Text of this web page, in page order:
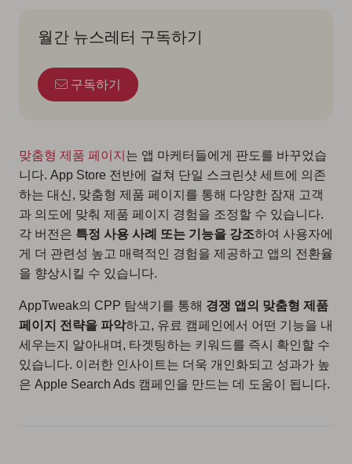
월간 뉴스레터 구독하기
구독하기
맞춤형 제품 페이지 는 앱 마케터들에게 판도를 바꾸었습
니다. App Store 전반에 걸쳐 단일 스크린샷 세트에 의존
하는 대신, 맞춤형 제품 페이지를 통해 다양한 잠재 고객
과 의도에 맞춰 제품 페이지 경험을 조정할 수 있습니다.
각 버전은 특정 사용 사례 또는 기능을 강조하여 사용자에
게 더 관련성 높고 매력적인 경험을 제공하고 앱의 전환율
을 향상시킬 수 있습니다.
AppTweak의 CPP 탐색기를 통해 경쟁 앱의 맞춤형 제품
페이지 전략을 파악하고, 유료 캠페인에서 어떤 기능을 내
세우는지 알아내며, 타겟팅하는 키워드를 즉시 확인할 수
있습니다. 이러한 인사이트는 더욱 개인화되고 성과가 높
은 Apple Search Ads 캠페인을 만드는 데 도움이 됩니다.